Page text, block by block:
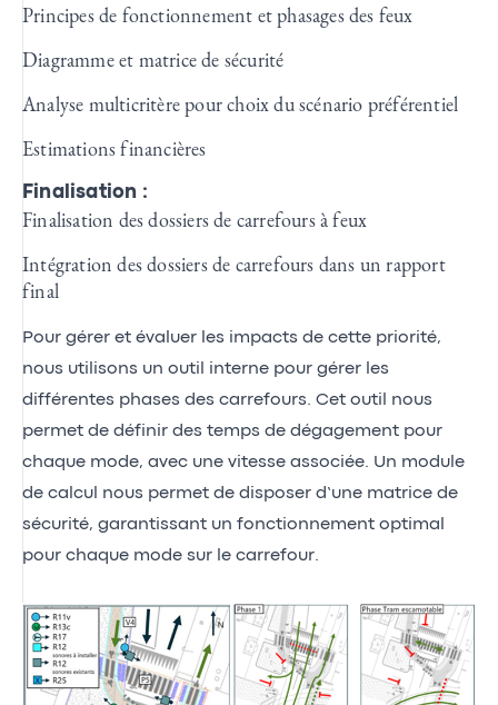
Principes de fonctionnement et phasages des feux
Diagramme et matrice de sécurité
Analyse multicritère pour choix du scénario préférentiel
Estimations financières
Finalisation :
Finalisation des dossiers de carrefours à feux
Intégration des dossiers de carrefours dans un rapport
final
Pour gérer et évaluer les impacts de cette priorité,
nous utilisons un outil interne pour gérer les
différentes phases des carrefours. Cet outil nous
permet de définir des temps de dégagement pour
chaque mode, avec une vitesse associée. Un module
de calcul nous permet de disposer d’une matrice de
sécurité, garantissant un fonctionnement optimal
pour chaque mode sur le carrefour.